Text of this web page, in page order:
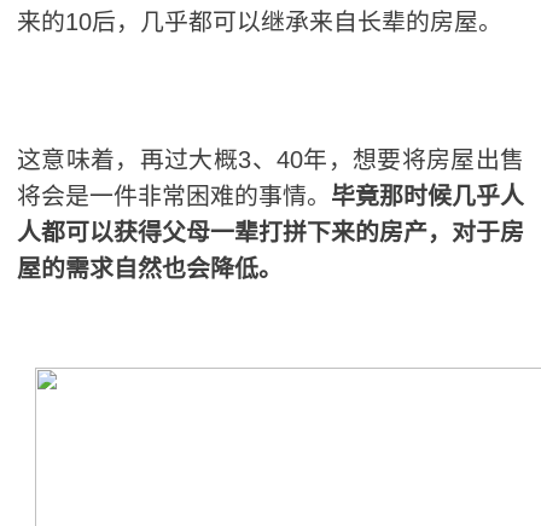
来的10后，几乎都可以继承来自长辈的房屋。
这意味着，再过大概3、40年，想要将房屋出售
将会是一件非常困难的事情。 毕竟那时候几乎人
人都可以获得父母一辈打拼下来的房产，对于房
屋的需求自然也会降低。